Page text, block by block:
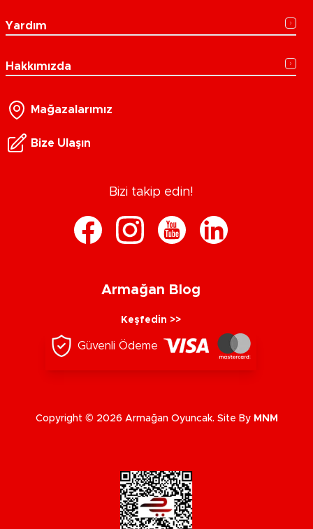
Yardım
Hakkımızda
Mağazalarımız
Bize Ulaşın
Bizi takip edin!
Armağan Blog
Keşfedin >>
Güvenli Ödeme
Copyright © 2026 Armağan Oyuncak. Site By MNM